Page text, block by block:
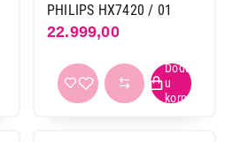
PHILIPS HX7420 / 01
22.999,00